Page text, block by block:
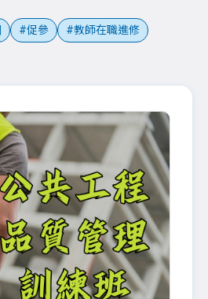
促參
教師在職進修